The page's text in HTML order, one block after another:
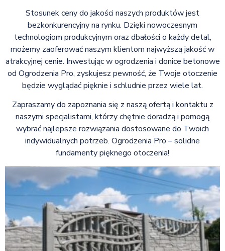
Stosunek ceny do jakości naszych produktów jest
bezkonkurencyjny na rynku. Dzięki nowoczesnym
technologiom produkcyjnym oraz dbałości o każdy detal,
możemy zaoferować naszym klientom najwyższą jakość w
atrakcyjnej cenie. Inwestując w ogrodzenia i donice betonowe
od Ogrodzenia Pro, zyskujesz pewność, że Twoje otoczenie
będzie wyglądać pięknie i schludnie przez wiele lat.
Zapraszamy do zapoznania się z naszą ofertą i kontaktu z
naszymi specjalistami, którzy chętnie doradzą i pomogą
wybrać najlepsze rozwiązania dostosowane do Twoich
indywidualnych potrzeb. Ogrodzenia Pro – solidne
fundamenty pięknego otoczenia!